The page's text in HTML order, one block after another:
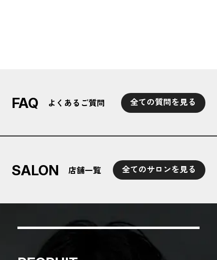
FAQ よくあるご質問 全ての質問を見る
SALON 店舗一覧 全てのサロンを見る